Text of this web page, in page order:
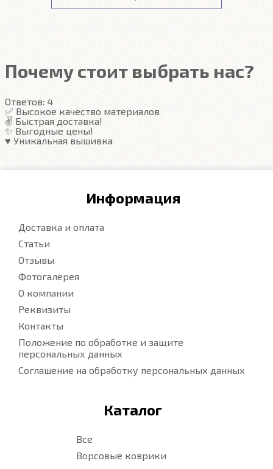
Гарантия на автоковрики 1 год.
Почему стоит выбрать нас?
Ответов: 4
✅ Высокое качество материалов
✌️ Быстрая доставка!
✨ Выгодные цены!
♥️ Уникальная вышивка
Информация
Доставка и оплата
Статьи
Отзывы
Фотогалерея
О компании
Реквизиты
Контакты
Положение по обработке и защите
персональных данных
Соглашение на обработку персональных данных
Каталог
Все
Ворсовые коврики